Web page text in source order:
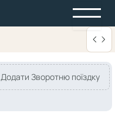
Додати Зворотню поїздку